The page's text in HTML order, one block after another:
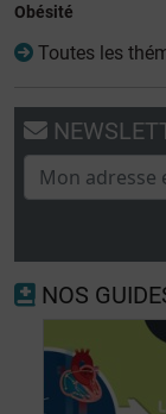
Obésité
Toutes les
NOS